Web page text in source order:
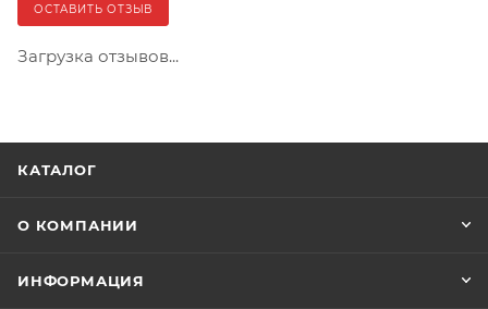
ОСТАВИТЬ ОТЗЫВ
Загрузка отзывов...
КАТАЛОГ
О КОМПАНИИ
ИНФОРМАЦИЯ